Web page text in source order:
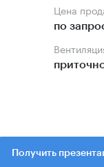
Цена
по
Получить